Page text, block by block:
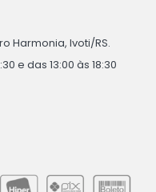
Harmonia, Ivoti/RS.
e das 13:00 às 18:30